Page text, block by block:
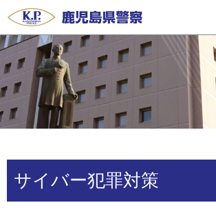
鹿児島県警察
サイバー犯罪対策